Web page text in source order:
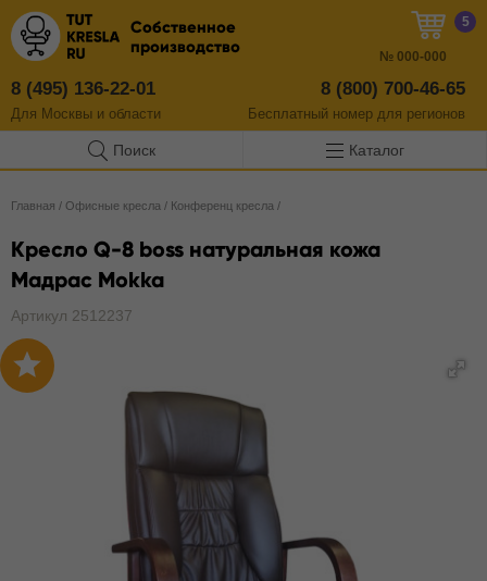
Собственное
производство
8 (495) 136-22-01
Для Москвы и области
8 (800) 700-46-65
Бесплатный номер для регионов
5
№ 000-000
Поиск Каталог
Главная / Офисные кресла / Конференц кресла /
Кресло Q-8 boss натуральная кожа
Мадрас Mokka
Артикул 2512237